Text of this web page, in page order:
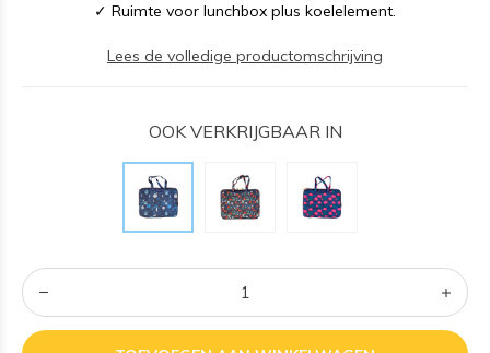
✓ Ruimte voor lunchbox plus koelelement.
Lees de volledige productomschrijving
OOK VERKRIJGBAAR IN